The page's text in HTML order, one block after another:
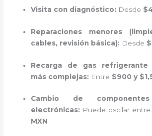
Visita con diagnóstico: Desde
Reparaciones menores
cables, revisión básica): Desde
Recarga de gas refrigerante
más complejas: Entre $900 y
Cambio de
electrónicas: Puede oscilar entre
MXN